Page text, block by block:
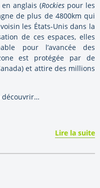
en anglais (Rockiespour les
de plus de 4800km qui
les États-Unis dans la
de ces espaces, elles
pour l’avancée des
est protégée par de
et attire des millions
découvrir…
Lire la suite